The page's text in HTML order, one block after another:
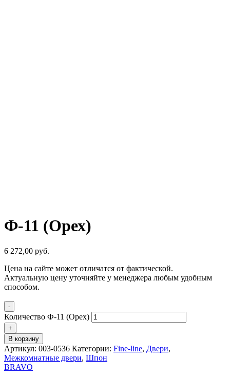
Ф-11 (Орех)
6 272,00 руб.
Цена на сайте может отличатся от фактической.
Актуальную цену уточняйте у менеджера любым удобным
способом.
-
Количество Ф-11 (Орех)
+
В корзину
Артикул: 003-0536 Категории: Fine-line, Двери,
Межкомнатные двери, Шпон
BRAVO